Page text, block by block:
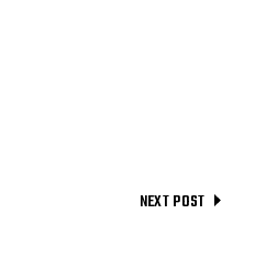
NEXT POST